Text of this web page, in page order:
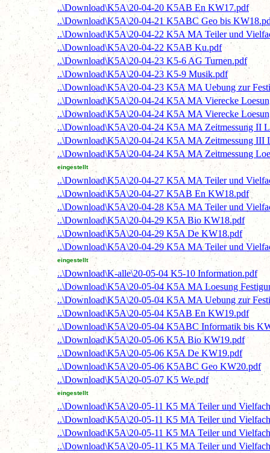
..\Download\K5A\20-04-20 K5AB En KW17.pdf
..\Download\K5A\20-04-21 K5ABC Geo bis
..\Download\K5A\20-04-22 K5A MA Teiler und
..\Download\K5A\20-04-22 K5AB Ku.pdf
..\Download\K5A\20-04-23 K5-6 AG Turnen.pdf
..\Download\K5A\20-04-23 K5-9 Musik.pdf
..\Download\K5A\20-04-23 K5A MA Uebung zur
..\Download\K5A\20-04-24 K5A MA Vierecke
..\Download\K5A\20-04-24 K5A MA Vierecke
..\Download\K5A\20-04-24 K5A MA Zeitmessung II
..\Download\K5A\20-04-24 K5A MA Zeitmessung III
..\Download\K5A\20-04-24 K5A MA Zeitmessung
eingestellt
..\Download\K5A\20-04-27 K5A MA Teiler und
..\Download\K5A\20-04-27 K5AB En KW18.pdf
..\Download\K5A\20-04-28 K5A MA Teiler und
..\Download\K5A\20-04-29 K5A Bio KW18.pdf
..\Download\K5A\20-04-29 K5A De KW18.pdf
..\Download\K5A\20-04-29 K5A MA Teiler und
eingestellt
..\Download\K-alle\20-05-04 K5-10 Information.pdf
..\Download\K5A\20-05-04 K5A MA Loesung
..\Download\K5A\20-05-04 K5A MA Uebung zur
..\Download\K5A\20-05-04 K5AB En KW19.pdf
..\Download\K5A\20-05-04 K5ABC Informatik bis
..\Download\K5A\20-05-06 K5A Bio KW19.pdf
..\Download\K5A\20-05-06 K5A De KW19.pdf
..\Download\K5A\20-05-06 K5ABC Geo KW20.pdf
..\Download\K5A\20-05-07 K5 We.pdf
eingestellt
..\Download\K5A\20-05-11 K5 MA Teiler und
..\Download\K5A\20-05-11 K5 MA Teiler und
..\Download\K5A\20-05-11 K5 MA Teiler und
..\Download\K5A\20-05-11 K5 MA Teiler und